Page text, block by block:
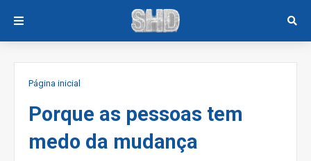
Página inicial
Porque as pessoas tem
medo da mudança